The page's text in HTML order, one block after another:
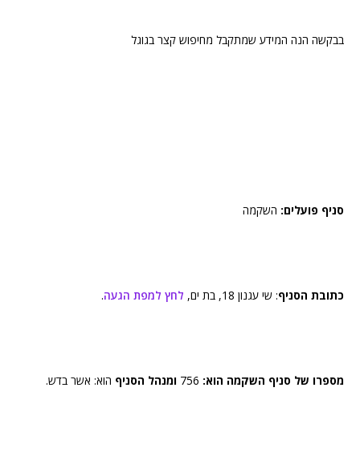
בבקשה הנה המידע שמתקבל מחיפוש קצר בגוגל
סניף פועלים: השקמה
כתובת הסניף: שי עגנון 18, בת ים, לחץ למפת הגעה.
מספרו של סניף השקמה הוא: ומנהל הסניף הוא: אשר בדש.